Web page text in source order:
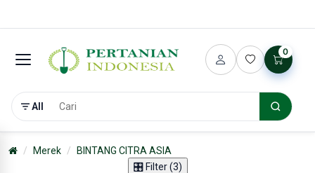
All
0
Merek
BINTANG CITRA ASIA
🎛️ Filter (3)